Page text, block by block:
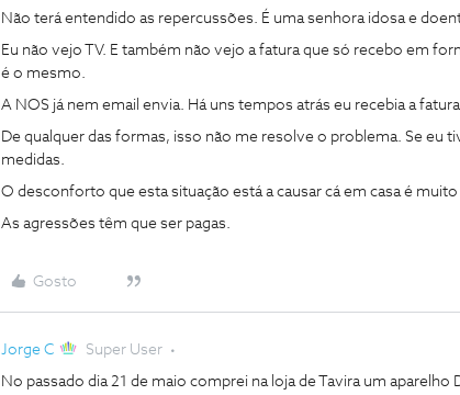
Não terá entendido as repercussões. É uma senhora idosa e
Eu não vejo TV. E também não vejo a fatura que só recebo em
é o mesmo.
A NOS já nem email envia. Há uns tempos atrás eu recebia a
De qualquer das formas, isso não me resolve o problema. Se eu
medidas.
O desconforto que esta situação está a causar cá em casa é muito
As agressões têm que ser pagas.
Gosto
Jorge C Super User
No passado dia 21 de maio comprei na loja de Tavira um